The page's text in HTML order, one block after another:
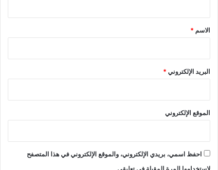
*
الاسم *
البريد الإلكتروني*
الموقع الإلكتروني
احفظ اسمي، بريدي الإلكتروني، والموقع الإلكتروني في هذا المتصفح